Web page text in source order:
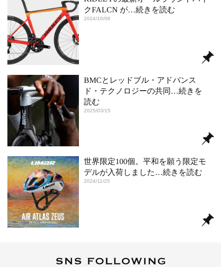
クFALCN が…続きを読む
2024/10/06
BMCとレッドブル・アドバンス
ド・テクノロジーの共同 …続きを
読む
2025/03/15
世界限定100個。平和を願う限定モ
デルが入荷しました …続きを読む
2024/11/25